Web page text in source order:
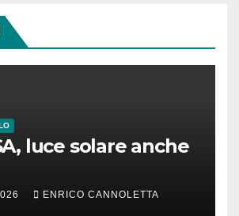
luce solare anche
ENRICO CANNOLETTA